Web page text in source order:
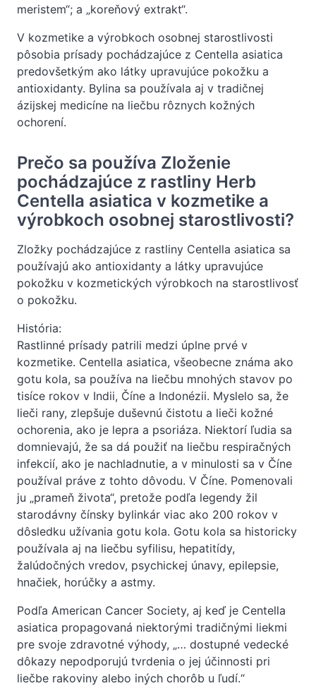
meristem“; a „koreňový extrakt“.
V kozmetike a výrobkoch osobnej starostlivosti
pôsobia prísady pochádzajúce z Centella asiatica
predovšetkým ako látky upravujúce pokožku a
antioxidanty. Bylina sa používala aj v tradičnej
ázijskej medicíne na liečbu rôznych kožných
ochorení.
Prečo sa používa Zloženie
pochádzajúce z rastliny Herb
Centella asiatica v kozmetike a
výrobkoch osobnej starostlivosti?
Zložky pochádzajúce z rastliny Centella asiatica sa
používajú ako antioxidanty a látky upravujúce
pokožku v kozmetických výrobkoch na starostlivosť
o pokožku.
História:
Rastlinné prísady patrili medzi úplne prvé v
kozmetike. Centella asiatica, všeobecne známa ako
gotu kola, sa používa na liečbu mnohých stavov po
tisíce rokov v Indii, Číne a Indonézii. Myslelo sa, že
lieči rany, zlepšuje duševnú čistotu a lieči kožné
ochorenia, ako je lepra a psoriáza. Niektorí ľudia sa
domnievajú, že sa dá použiť na liečbu respiračných
infekcií, ako je nachladnutie, a v minulosti sa v Číne
používal práve z tohto dôvodu. V Číne. Pomenovali
ju „prameň života“, pretože podľa legendy žil
starodávny čínsky bylinkár viac ako 200 rokov v
dôsledku užívania gotu kola. Gotu kola sa historicky
používala aj na liečbu syfilisu, hepatitídy,
žalúdočných vredov, psychickej únavy, epilepsie,
hnačiek, horúčky a astmy.
Podľa American Cancer Society, aj keď je Centella
asiatica propagovaná niektorými tradičnými liekmi
pre svoje zdravotné výhody, „… dostupné vedecké
dôkazy nepodporujú tvrdenia o jej účinnosti pri
liečbe rakoviny alebo iných chorôb u ľudí.“